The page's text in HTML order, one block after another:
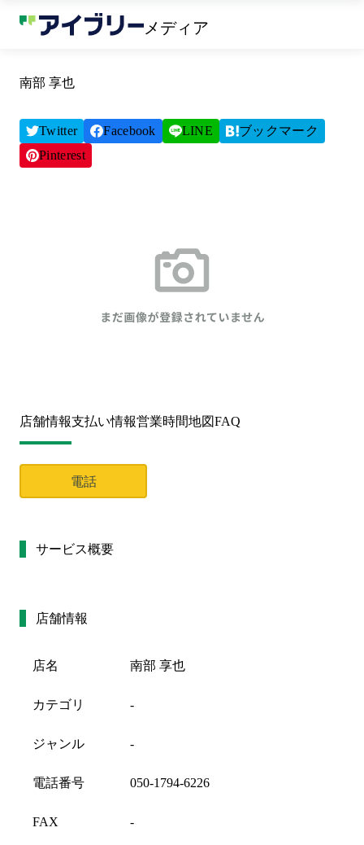
メディア
南部 享也
Twitter Facebook LINE
ブックマーク
Pinterest
店舗情報支払い情報営業時間地図FAQ
電話
サービス概要
店舗情報
店名 南部 享也
カテゴリ -
ジャンル -
電話番号 050-1794-6226
FAX -